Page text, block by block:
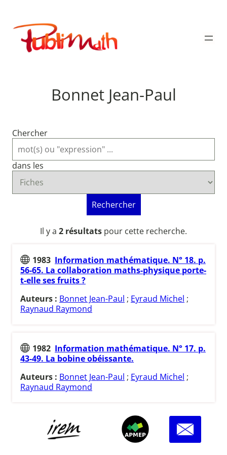
contenu
Publimath
Bonnet Jean-Paul
Chercher
dans les
Rechercher
Il y a 2 résultats pour cette recherche.
1983 Information mathématique. N° 18. p.
56-65. La collaboration maths-physique porte-
t-elle ses fruits ?
Auteurs : Bonnet Jean-Paul ; Eyraud Michel ;
Raynaud Raymond
1982 Information mathématique. N° 17. p.
43-49. La bobine obéissante.
Auteurs : Bonnet Jean-Paul ; Eyraud Michel ;
Raynaud Raymond